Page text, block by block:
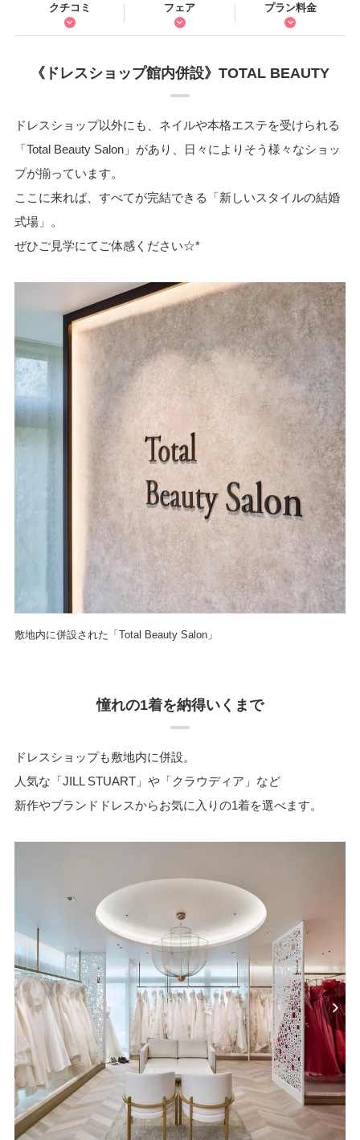
クチコミ フェア プラン料金
《ドレスショップ館内併設》TOTAL BEAUTY
ドレスショップ以外にも、ネイルや本格エステを受けられる
「Total Beauty Salon」があり、日々によりそう様々なショッ
プが揃っています。
ここに来れば、すべてが完結できる「新しいスタイルの結婚
式場」。
ぜひご見学にてご体感ください☆*
敷地内に併設された「Total Beauty Salon」
憧れの1着を納得いくまで
ドレスショップも敷地内に併設。
人気な「JILL STUART」や「クラウディア」など
新作やブランドドレスからお気に入りの1着を選べます。